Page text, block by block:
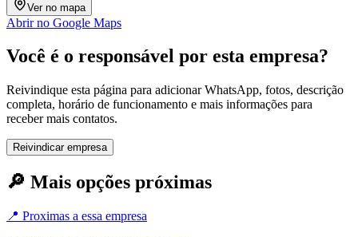
Ver no mapa
Abrir no Google Maps
Você é o responsável por esta empresa?
Reivindique esta página para adicionar WhatsApp, fotos, descrição
completa, horário de funcionamento e mais informações para
receber mais contatos.
Reivindicar empresa
🔎 Mais opções próximas
📍 Proximas a essa empresa